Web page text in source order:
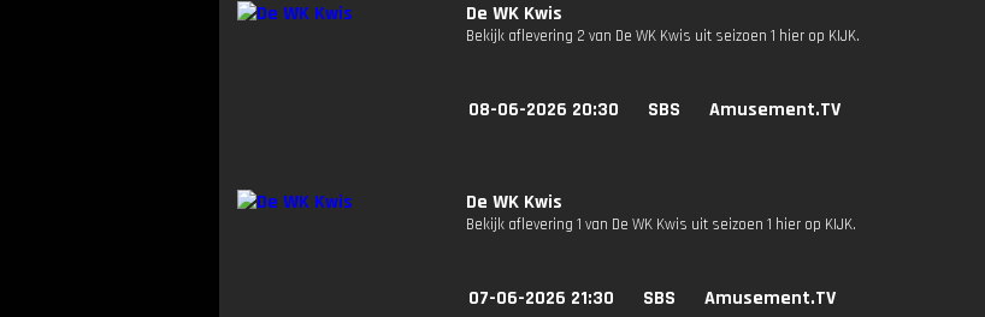
De WK Kwis
Bekijk aflevering 2 van De WK Kwis uit seizoen 1 hier op KIJK.
08-06-2026 20:30 SBS Amusement.TV
De WK Kwis
Bekijk aflevering 1 van De WK Kwis uit seizoen 1 hier op KIJK.
07-06-2026 21:30 SBS Amusement.TV